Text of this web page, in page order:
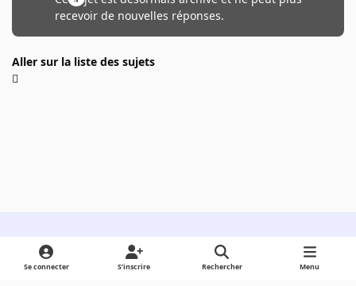
recevoir de nouvelles réponses.
Aller sur la liste des sujets
Light ModeDark ModeSystem Preference
Se connecter S’inscrire Rechercher Menu